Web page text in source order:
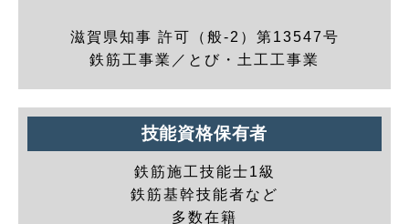
滋賀県知事 許可（般-2）第13547号
鉄筋工事業／とび・土工工事業
技能資格保有者
鉄筋施工技能士1級
鉄筋基幹技能者など
多数在籍